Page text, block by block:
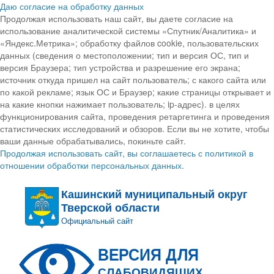
Даю согласие на обработку данных
Продолжая использовать наш сайт, вы даете согласие на
использование аналитической системы «Спутник/Аналитика» и
«Яндекс.Метрика»; обработку файлов cookie, пользовательских
данных (сведения о местоположении; тип и версия ОС, тип и
версия Браузера; тип устройства и разрешение его экрана;
источник откуда пришел на сайт пользователь; с какого сайта или
по какой рекламе; язык ОС и Браузер; какие страницы открывает и
на какие кнопки нажимает пользователь; ip-адрес). в целях
функционирования сайта, проведения ретаргетинга и проведения
статистических исследований и обзоров. Если вы не хотите, чтобы
ваши данные обрабатывались, покиньте сайт.
Продолжая использовать сайт, вы соглашаетесь с политикой в
отношении обработки персональных данных.